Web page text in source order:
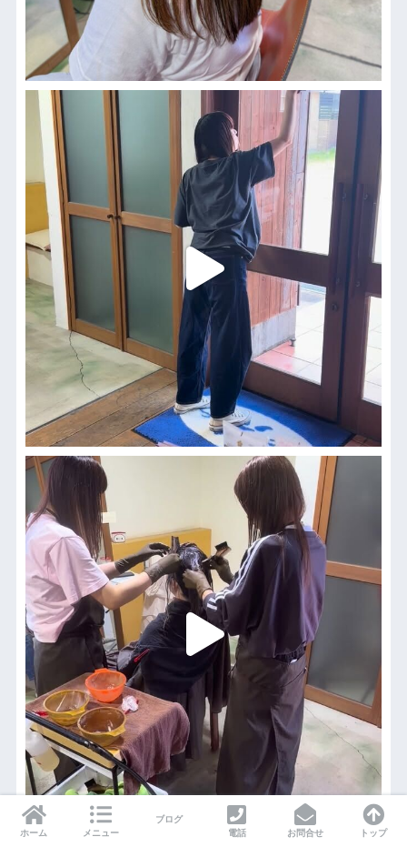
ホーム メニュー
ブログ
電話
お問合せ トップ